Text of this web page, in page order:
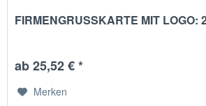
FIRMENGRUSSKARTE MIT LOGO:
ab 25,52 € *
Merken